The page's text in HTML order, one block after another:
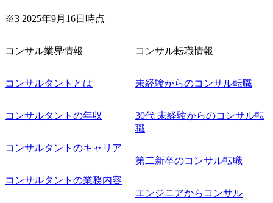
※3 2025年9月16日時点
コンサル業界情報
コンサルタントとは
コンサルタントの年収
コンサルタントのキャリア
コンサルタントの業務内容
コンサル転職情報
未経験からのコンサル転職
30代 未経験からのコンサル転
職
第二新卒のコンサル転職
エンジニアからコンサル